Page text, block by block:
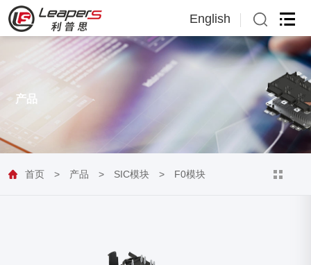
English
English
产品
首页 > 产品 > SIC模块 > F0模块